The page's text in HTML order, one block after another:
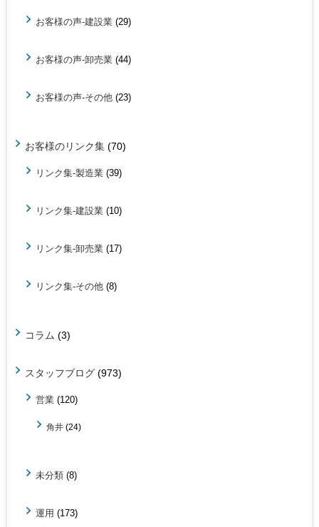
お客様の声-建設業 (29)
お客様の声-卸売業 (44)
お客様の声-その他 (23)
お客様のリンク集 (70)
リンク集-製造業 (39)
リンク集-建設業 (10)
リンク集-卸売業 (17)
リンク集-その他 (8)
コラム (3)
スタッフブログ (973)
営業 (120)
角井 (24)
未分類 (8)
運用 (173)